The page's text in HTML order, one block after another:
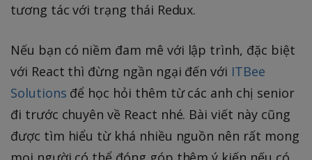
tương tác với trạng thái Redux.
Nếu bạn có niềm đam mê với lập trình, đặc biệt
với React thì đừng ngần ngại đến với ITBee
Solutions để học hỏi thêm từ các anh chị senior
đi trước chuyên về React nhé. Bài viết này cũng
được tìm hiểu từ khá nhiều nguồn nên rất mong